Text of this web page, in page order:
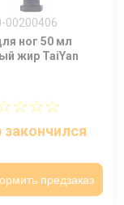
00200406
ног 50 мл
жир TaiYan
закончился
предзаказ